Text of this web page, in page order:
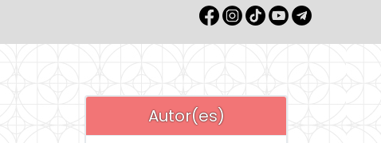
Autor(es)